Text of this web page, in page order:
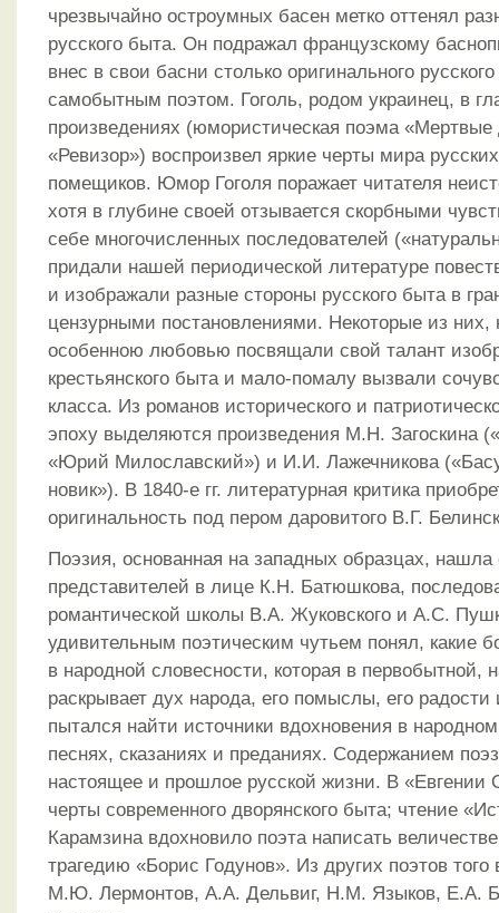
чрезвычайно остроумных басен метко оттенял
русского быта. Он подражал французскому
внес в свои басни столько оригинального
самобытным поэтом. Гоголь, родом украинец, в
произведениях (юмористическая поэма
«Ревизор») воспроизвел яркие черты мира
помещиков. Юмор Гоголя поражает читателя
хотя в глубине своей отзывается скорбными
себе многочисленных последователей
придали нашей периодической литературе
и изображали разные стороны русского быта в
цензурными постановлениями. Некоторые из них,
особенною любовью посвящали свой талант
крестьянского быта и мало-помалу вызвали
класса. Из романов исторического и
эпоху выделяются произведения М.Н. Загоскина
«Юрий Милославский») и И.И. Лажечникова
новик»). В 1840-е гг. литературная критика
оригинальность под пером даровитого В.Г.
Поэзия, основанная на западных образцах, нашла
представителей в лице К.Н. Батюшкова,
романтической школы В.А. Жуковского и А.С.
удивительным поэтическим чутьем понял, какие
в народной словесности, которая в первобытной,
раскрывает дух народа, его помыслы, его
пытался найти источники вдохновения в
песнях, сказаниях и преданиях. Содержанием
настоящее и прошлое русской жизни. В «Евгении
черты современного дворянского быта; чтение
Карамзина вдохновило поэта написать
трагедию «Борис Годунов». Из других поэтов
М.Ю. Лермонтов, А.А. Дельвиг, Н.М. Языков, Е.А.